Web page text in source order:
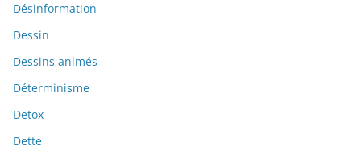
Désinformation
Dessin
Dessins animés
Déterminisme
Detox
Dette